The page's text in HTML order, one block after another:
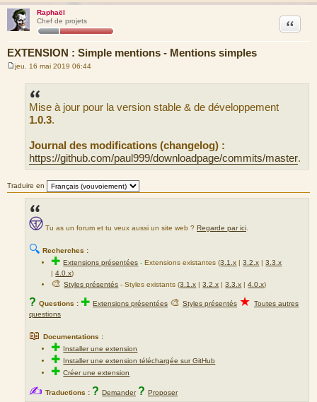
Raphaël
Chef de projets
EXTENSION : Simple mentions - Mentions simples
Citation
jeu. 16 mai 2019 06:44
Mise à jour pour la version stable & de développement
1.0.3.
Journal des modifications (changelog) :
https://github.com/paul999/downloadpage/commits/master.
Traduire en
Tu as un forum et tu veux aussi un site web ? Regarde par ici
🔍 Recherches :
✚Extensions présentées -Extensions existantes (3.1.x |3.2.x |3.3.x
|4.0.x)
🎨Styles présentés - Styles existants (3.1.x |3.2.x |3.3.x |4.0.x)
? Questions : ✚ Extensions présentées 🎨 Styles présentés ★ Toutes autres
questions
📖 Documentations :
✚ Installer une extension
✚ Installer une extension téléchargée sur GitHub
✚Créer une extension
✍ Traductions : ? Demander ? Proposer